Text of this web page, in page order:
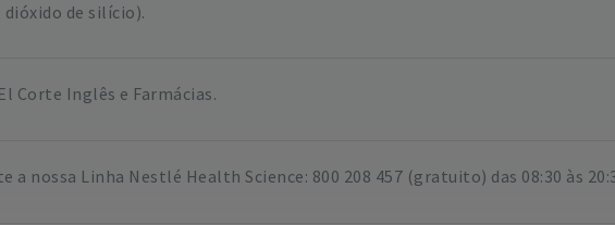
de silício).
Corte Inglês e Farmácias.
nossa Linha Nestlé Health Science: 800 208 457 (gratuito) das 08:30 às